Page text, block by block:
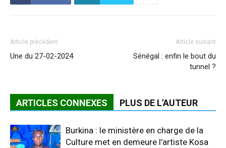
Article précédent
Une du 27-02-2024
Article suivant
Sénégal : enfin le bout du
tunnel ?
ARTICLES CONNEXES PLUS DE L'AUTEUR
Burkina : le ministère en charge de la
Culture met en demeure l’artiste Kosa